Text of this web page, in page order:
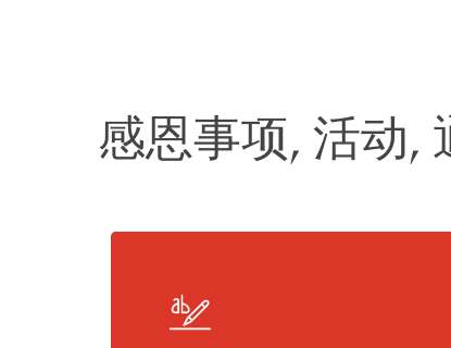
感恩事项, 活动,